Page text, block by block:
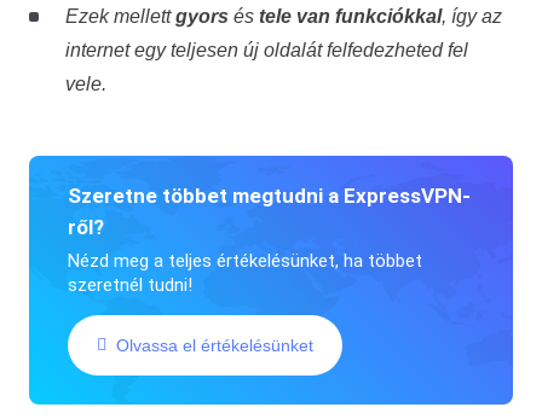
Ezek mellettgyors és tele van funkciókkal, így az
internet egy teljesen új oldalát felfedezheted fel
vele.
Szeretne többet megtudni a ExpressVPN-
ről?
Nézd meg a teljes értékelésünket, ha többet
szeretnél tudni!
Olvassa el értékelésünket